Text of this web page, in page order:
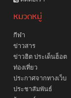
หมวดหมู่
กีฬา
ข่าวสาร
ข่าวฮิต ประเด็นฮ็อต
ท่องเที่ยว
ประกาศจากทางเว็บ
ประชาสัมพันธ์